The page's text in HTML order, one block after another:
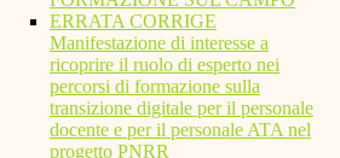
ERRATA CORRIGE
Manifestazione di interesse a
ricoprire il ruolo di esperto nei
percorsi di formazione sulla
transizione digitale per il personale
docente e per il personale ATA nel
progetto PNRR